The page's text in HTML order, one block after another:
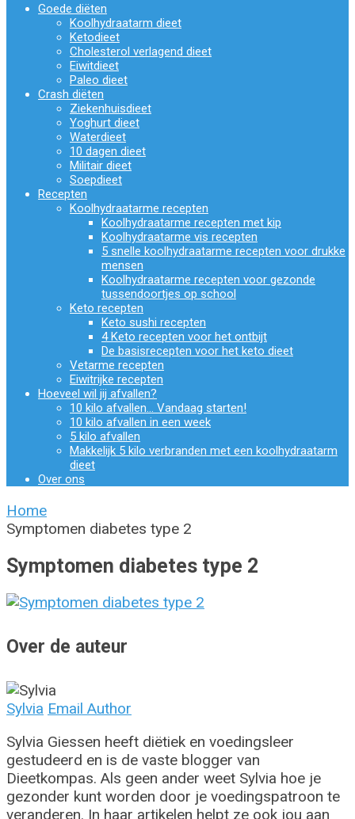
Goede diëten
Koolhydraatarm dieet
Ketodieet
Cholesterol verlagend dieet
Eiwitdieet
Paleo dieet
Crash diëten
Ziekenhuisdieet
Yoghurt dieet
Waterdieet
10 dagen dieet
Militair dieet
Soepdieet
Recepten
Koolhydraatarme recepten
Koolhydraatarme recepten met kip
Koolhydraatarme vis recepten
5 snelle koolhydraatarme recepten voor drukke
mensen
Koolhydraatarme recepten voor gezonde
tussendoortjes op school
Keto recepten
Keto sushi recepten
4 Keto recepten voor het ontbijt
De basisrecepten voor het keto dieet
Vetarme recepten
Eiwitrijke recepten
Hoeveel wil jij afvallen?
10 kilo afvallen… Vandaag starten!
10 kilo afvallen in een week
5 kilo afvallen
Makkelijk 5 kilo verbranden met een koolhydraatarm
dieet
Over ons
Home
Symptomen diabetes type 2
Symptomen diabetes type 2
Over de auteur
Sylvia Email Author
Sylvia Giessen heeft diëtiek en voedingsleer
gestudeerd en is de vaste blogger van
Dieetkompas. Als geen ander weet Sylvia hoe je
gezonder kunt worden door je voedingspatroon te
veranderen. In haar artikelen helpt ze ook jou aan